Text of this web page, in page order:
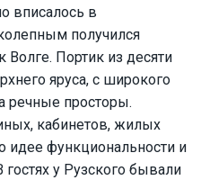
вписалось в
получился
Портик из десяти
яруса, с широкого
речные просторы.
кабинетов, жилых
функциональности и
у Рузского бывали